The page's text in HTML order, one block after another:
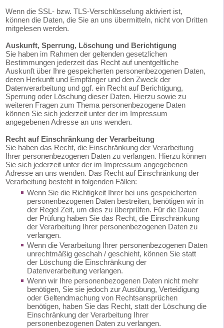
Wenn die SSL- bzw. TLS-Verschlüsselung aktiviert ist,
können die Daten, die Sie an uns übermitteln, nicht von Dritten
mitgelesen werden.
Auskunft, Sperrung, Löschung und Berichtigung
Sie haben im Rahmen der geltenden gesetzlichen
Bestimmungen jederzeit das Recht auf unentgeltliche
Auskunft über Ihre gespeicherten personenbezogenen Daten,
deren Herkunft und Empfänger und den Zweck der
Datenverarbeitung und ggf. ein Recht auf Berichtigung,
Sperrung oder Löschung dieser Daten. Hierzu sowie zu
weiteren Fragen zum Thema personenbezogene Daten
können Sie sich jederzeit unter der im Impressum
angegebenen Adresse an uns wenden.
Recht auf Einschränkung der Verarbeitung
Sie haben das Recht, die Einschränkung der Verarbeitung
Ihrer personenbezogenen Daten zu verlangen. Hierzu können
Sie sich jederzeit unter der im Impressum angegebenen
Adresse an uns wenden. Das Recht auf Einschränkung der
Verarbeitung besteht in folgenden Fällen:
Wenn Sie die Richtigkeit Ihrer bei uns gespeicherten
personenbezogenen Daten bestreiten, benötigen wir in
der Regel Zeit, um dies zu überprüfen. Für die Dauer
der Prüfung haben Sie das Recht, die Einschränkung
der Verarbeitung Ihrer personenbezogenen Daten zu
verlangen.
Wenn die Verarbeitung Ihrer personenbezogenen Daten
unrechtmäßig geschah / geschieht, können Sie statt
der Löschung die Einschränkung der
Datenverarbeitung verlangen.
Wenn wir Ihre personenbezogenen Daten nicht mehr
benötigen, Sie sie jedoch zur Ausübung, Verteidigung
oder Geltendmachung von Rechtsansprüchen
benötigen, haben Sie das Recht, statt der Löschung die
Einschränkung der Verarbeitung Ihrer
personenbezogenen Daten zu verlangen.